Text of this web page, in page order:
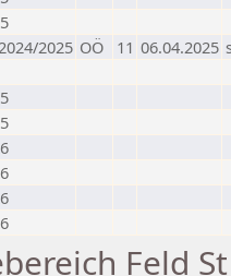
2025 OÖ 11 06.04.2025
Feld